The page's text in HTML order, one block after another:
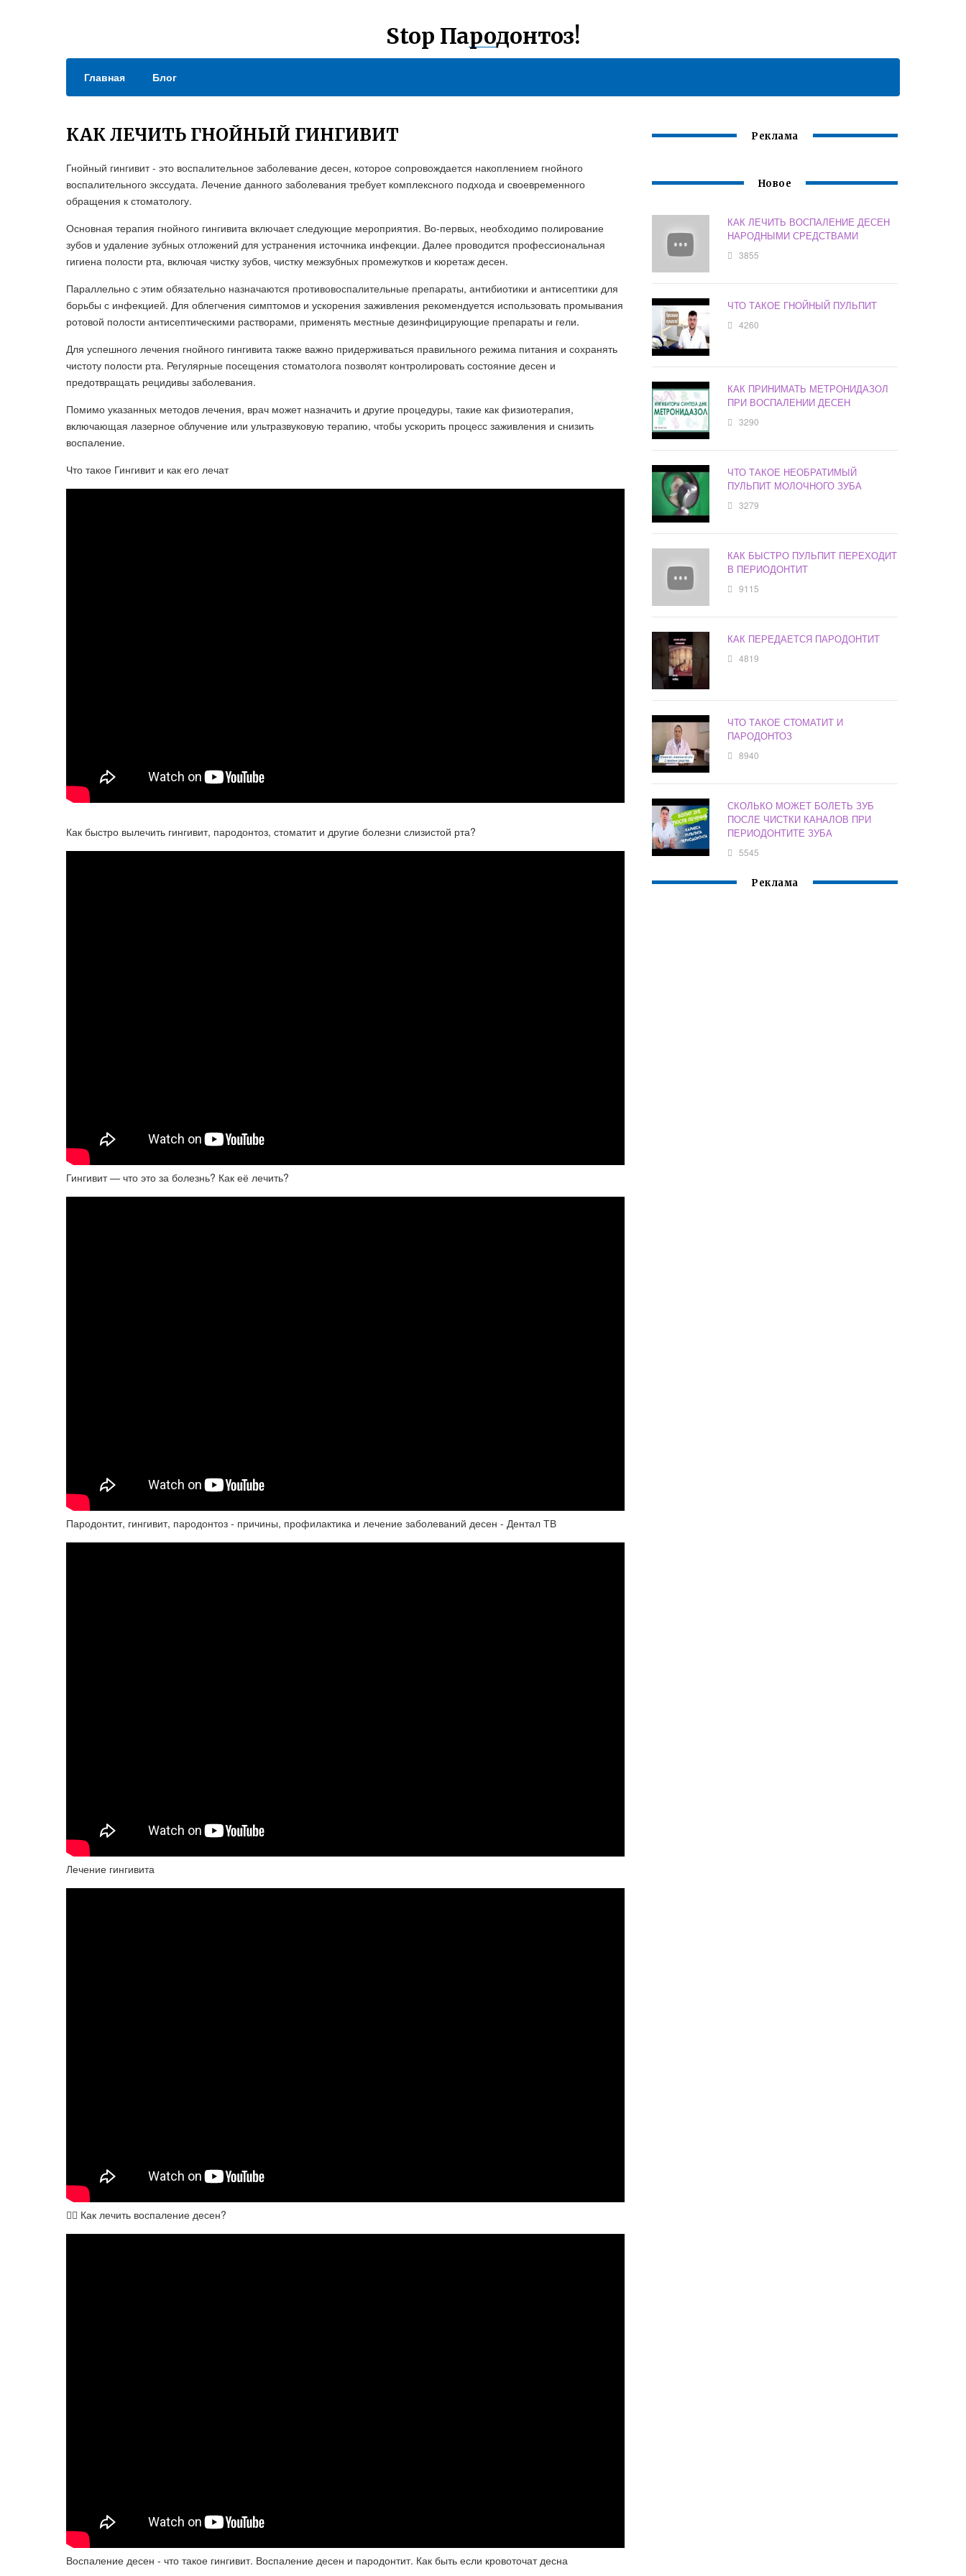
Stop Пародонтоз!
Главная Блог
КАК ЛЕЧИТЬ ГНОЙНЫЙ ГИНГИВИТ
Гнойный гингивит - это воспалительное заболевание десен, которое сопровождается накоплением гнойного
воспалительного экссудата. Лечение данного заболевания требует комплексного подхода и своевременного
обращения к стоматологу.
Основная терапия гнойного гингивита включает следующие мероприятия. Во-первых, необходимо полирование
зубов и удаление зубных отложений для устранения источника инфекции. Далее проводится профессиональная
гигиена полости рта, включая чистку зубов, чистку межзубных промежутков и кюретаж десен.
Параллельно с этим обязательно назначаются противовоспалительные препараты, антибиотики и антисептики для
борьбы с инфекцией. Для облегчения симптомов и ускорения заживления рекомендуется использовать промывания
ротовой полости антисептическими растворами, применять местные дезинфицирующие препараты и гели.
Для успешного лечения гнойного гингивита также важно придерживаться правильного режима питания и сохранять
чистоту полости рта. Регулярные посещения стоматолога позволят контролировать состояние десен и
предотвращать рецидивы заболевания.
Помимо указанных методов лечения, врач может назначить и другие процедуры, такие как физиотерапия,
включающая лазерное облучение или ультразвуковую терапию, чтобы ускорить процесс заживления и снизить
воспаление.
Что такое Гингивит и как его лечат
Как быстро вылечить гингивит, пародонтоз, стоматит и другие болезни слизистой рта?
Гингивит — что это за болезнь? Как её лечить?
Пародонтит, гингивит, пародонтоз - причины, профилактика и лечение заболеваний десен - Дентал ТВ
Лечение гингивита
👨‍⚕️ Как лечить воспаление десен?
Воспаление десен - что такое гингивит. Воспаление десен и пародонтит. Как быть если кровоточат десна
Реклама
Новое
КАК ЛЕЧИТЬ ВОСПАЛЕНИЕ ДЕСЕН
НАРОДНЫМИ СРЕДСТВАМИ
3855
ЧТО ТАКОЕ ГНОЙНЫЙ ПУЛЬПИТ
4260
КАК ПРИНИМАТЬ МЕТРОНИДАЗОЛ
ПРИ ВОСПАЛЕНИИ ДЕСЕН
3290
ЧТО ТАКОЕ НЕОБРАТИМЫЙ
ПУЛЬПИТ МОЛОЧНОГО ЗУБА
3279
КАК БЫСТРО ПУЛЬПИТ ПЕРЕХОДИТ
В ПЕРИОДОНТИТ
9115
КАК ПЕРЕДАЕТСЯ ПАРОДОНТИТ
4819
ЧТО ТАКОЕ СТОМАТИТ И
ПАРОДОНТОЗ
8940
СКОЛЬКО МОЖЕТ БОЛЕТЬ ЗУБ
ПОСЛЕ ЧИСТКИ КАНАЛОВ ПРИ
ПЕРИОДОНТИТЕ ЗУБА
5545
Реклама